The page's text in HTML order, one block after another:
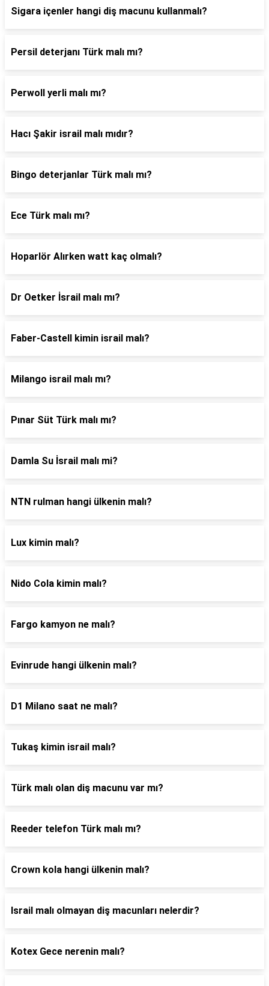
Sigara içenler hangi diş macunu kullanmalı?
Persil deterjanı Türk malı mı?
Perwoll yerli malı mı?
Hacı Şakir israil malı mıdır?
Bingo deterjanlar Türk malı mı?
Ece Türk malı mı?
Hoparlör Alırken watt kaç olmalı?
Dr Oetker İsrail malı mı?
Faber-Castell kimin israil malı?
Milango israil malı mı?
Pınar Süt Türk malı mı?
Damla Su İsrail malı mi?
NTN rulman hangi ülkenin malı?
Lux kimin malı?
Nido Cola kimin malı?
Fargo kamyon ne malı?
Evinrude hangi ülkenin malı?
D1 Milano saat ne malı?
Tukaş kimin israil malı?
Türk malı olan diş macunu var mı?
Reeder telefon Türk malı mı?
Crown kola hangi ülkenin malı?
Israil malı olmayan diş macunları nelerdir?
Kotex Gece nerenin malı?